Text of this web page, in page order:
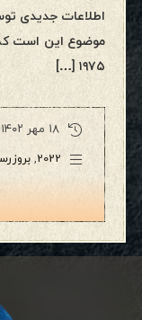
اطلاعات جدیدی
موضوع این است که
۱۹۷۵ […]
۱۸ مهر ۱۴۰۲
2022
,